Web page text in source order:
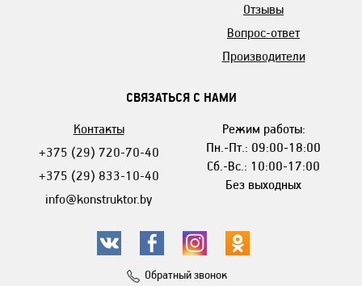
Отзывы
Вопрос-ответ
Производители
СВЯЗАТЬСЯ С НАМИ
Контакты
+375 (29) 720-70-40
+375 (29) 833-10-40
info@konstruktor.by
Режим работы:
Пн.-Пт.: 09:00-18:00
Сб.-Вс.: 10:00-17:00
Без выходных
Обратный звонок